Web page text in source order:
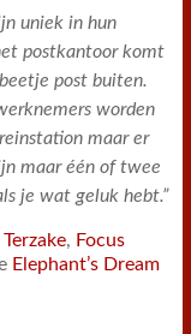
uniek in hun
postkantoor komt
post buiten.
worden
maar er
maar één of twee
je wat geluk hebt.”
Terzake, Focus
Elephant’s Dream